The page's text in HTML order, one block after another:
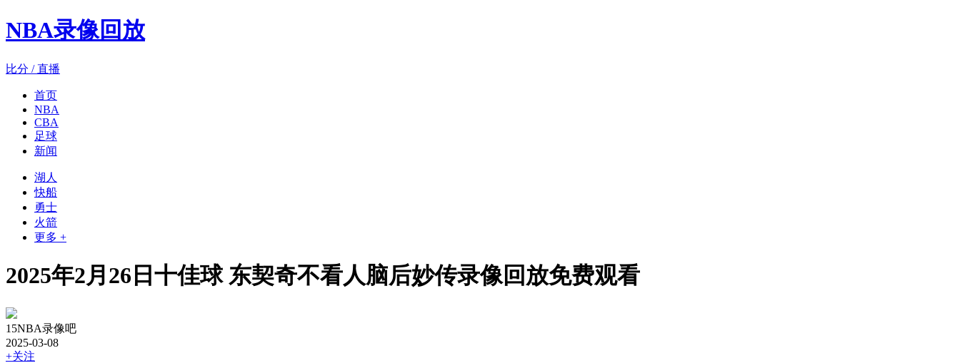
NBA录像回放
比分 / 直播
首页
NBA
CBA
足球
新闻
湖人
快船
勇士
火箭
更多 +
2025年2月26日十佳球 东契奇不看人脑后妙传录像回放免费观看
15NBA录像吧
2025-03-08
+关注